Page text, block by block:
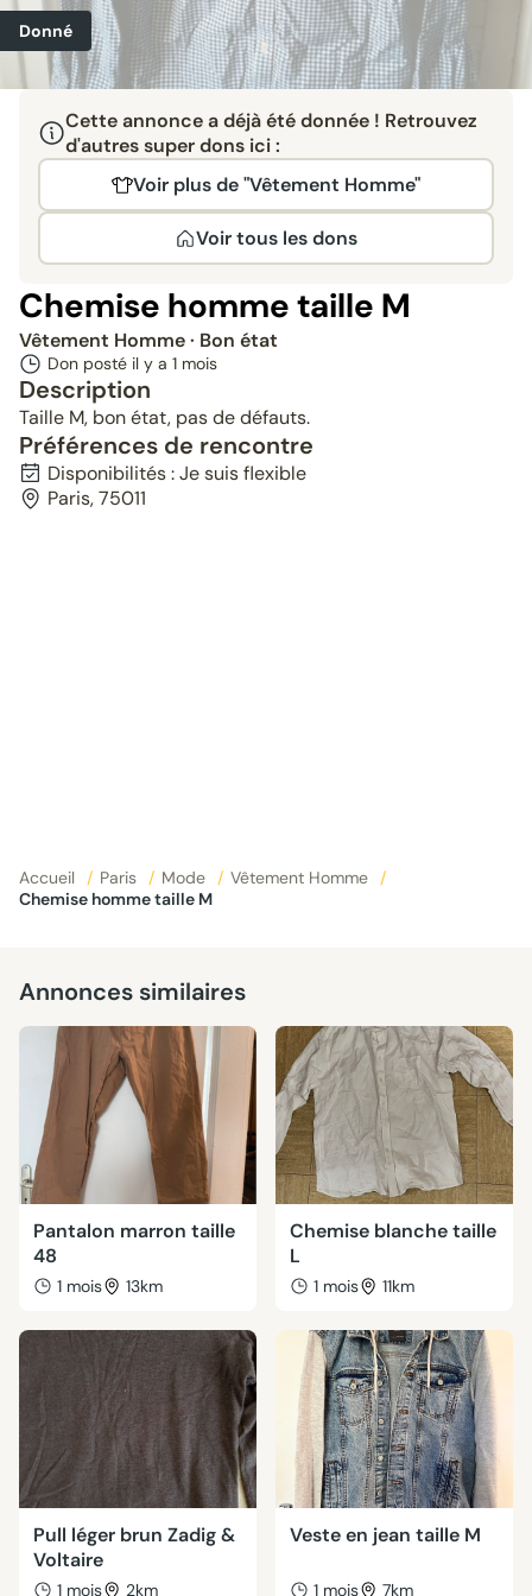
Donné
Cette annonce a déjà été donnée ! Retrouvez
d'autres super dons ici :
Voir plus de "Vêtement Homme"
Voir tous les dons
Chemise homme taille M
Vêtement Homme· Bon état
Don posté il y a 1 mois
Description
Taille M, bon état, pas de défauts.
Préférences de rencontre
Disponibilités : Je suis flexible
Paris, 75011
Accueil / Paris / Mode / Vêtement Homme
/
Chemise homme taille M
Annonces similaires
Pantalon marron taille
48
1 mois 13km
Chemise blanche taille
L
1 mois 11km
Pull léger brun Zadig &
Voltaire
1 mois 2km
Veste en jean taille M
1 mois 7km